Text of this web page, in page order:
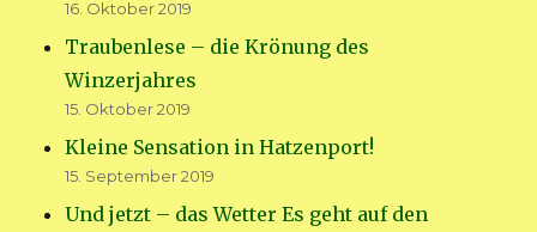
16. Oktober 2019
Traubenlese – die Krönung des
Winzerjahres
15. Oktober 2019
Kleine Sensation in Hatzenport!
15. September 2019
Und jetzt – das Wetter Es geht auf den